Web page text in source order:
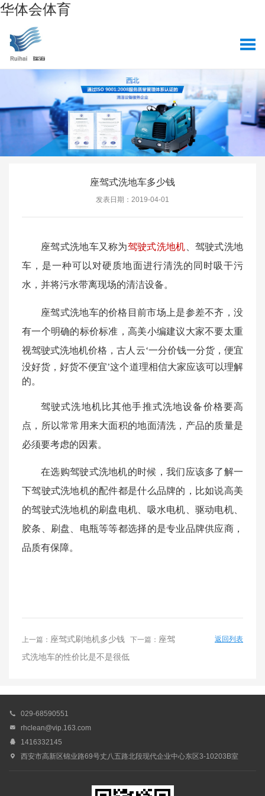
华体会体育
座驾式洗地车多少钱
发表日期：2019-04-01
座驾式洗地车又称为驾驶式洗地机、驾驶式洗地
车，是一种可以对硬质地面进行清洗的同时吸干污
水，并将污水带离现场的清洁设备。
座驾式洗地车的价格目前市场上是参差不齐，没
有一个明确的标价标准，高美小编建议大家不要太重
视驾驶式洗地机价格，古人云‘一分价钱一分货，便宜
没好货，好货不便宜’这个道理相信大家应该可以理解
的。
驾驶式洗地机比其他手推式洗地设备价格要高
点，所以常常用来大面积的地面清洗，产品的质量是
必须要考虑的因素。
在选购驾驶式洗地机的时候，我们应该多了解一
下驾驶式洗地机的配件都是什么品牌的，比如说高美
的驾驶式洗地机的刷盘电机、吸水电机、驱动电机、
胶条、刷盘、电瓶等等都选择的是专业品牌供应商，
品质有保障。
上一篇： 座驾式刷地机多少钱 下一篇： 座驾
式洗地车的性价比是不是很低
返回列表
 029-68590551
 rhclean@vip.163.com
 1416332145
 西安市高新区锦业路69号丈八五路北段现代企业中心东区3-10203B室